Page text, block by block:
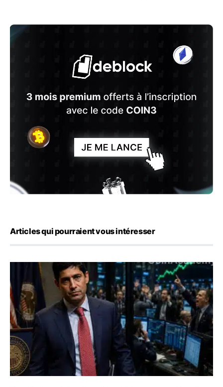
Articles qui pourraient vous intéresser
Emploi américain : 23 000 postes détruits en juillet, les